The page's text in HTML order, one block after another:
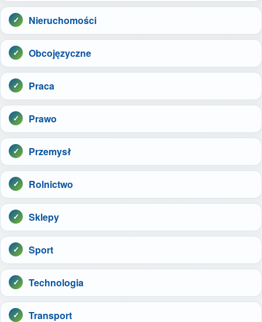
Nieruchomości
Obcojęzyczne
Praca
Prawo
Przemysł
Rolnictwo
Sklepy
Sport
Technologia
Transport